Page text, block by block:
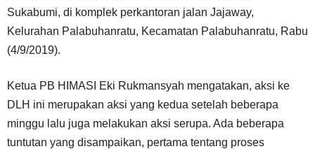
Sukabumi, di komplek perkantoran jalan Jajaway,
Kelurahan Palabuhanratu, Kecamatan Palabuhanratu, Rabu
(4/9/2019).
Ketua PB HIMASI Eki Rukmansyah mengatakan, aksi ke
DLH ini merupakan aksi yang kedua setelah beberapa
minggu lalu juga melakukan aksi serupa. Ada beberapa
tuntutan yang disampaikan, pertama tentang proses